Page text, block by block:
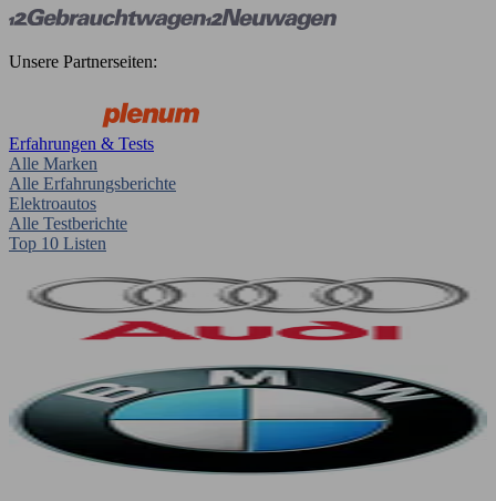
Unsere Partnerseiten:
Erfahrungen & Tests
Alle Marken
Alle Erfahrungsberichte
Elektroautos
Alle Testberichte
Top 10 Listen